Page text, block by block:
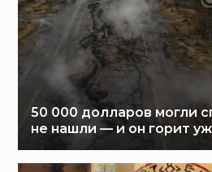
50 000 долларов могли
не нашли — и он горит